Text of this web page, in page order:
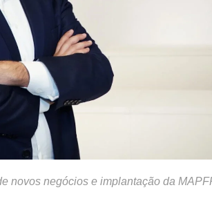
novos negócios e implantação da